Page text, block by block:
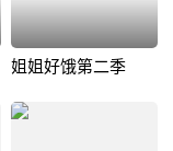
姐姐好饿第二季